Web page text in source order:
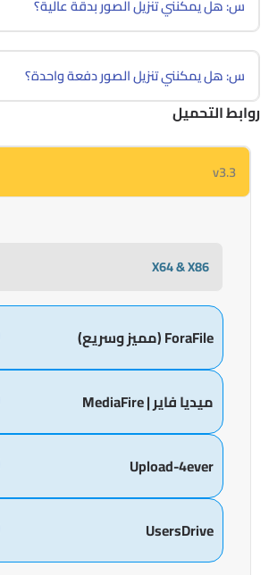
س: هل يمكنني تنزيل الصور بدقة عالية؟
س: هل يمكنني تنزيل الصور دفعة واحدة؟
روابط التحميل
v3.3
X64 & X86
ForaFile (مميز وسريع)
ميديا فاير | MediaFire
Upload-4ever
UsersDrive